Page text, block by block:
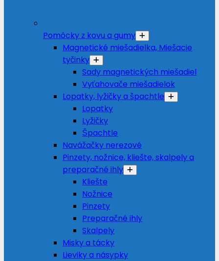
Pomôcky z kovu a gumy
Magnetické miešadielka, Miešacie
tyčinky
Sady magnetických miešadiel
Vyťahovače miešadielok
Lopatky, lyžičky a špachtle
Lopatky
Lyžičky
Špachtle
Navážačky nerezové
Pinzety, nožnice, kliešte, skalpely a
preparačné ihly
Kliešte
Nožnice
Pinzety
Preparačné ihly
Skalpely
Misky a tácky
Lieviky a násypky